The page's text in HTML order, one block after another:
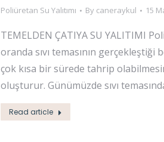
Poliüretan Su Yalıtımı By caneraykul 15
TEMELDEN ÇATIYA SU YALITIMI
oranda sıvı temasının
çok kısa bir sürede tahrip
oluşturur. Günümüzde sıvı
Read article